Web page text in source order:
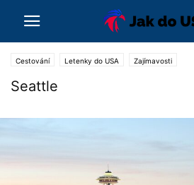
Cestování Letenky do USA Zajímavosti
Seattle